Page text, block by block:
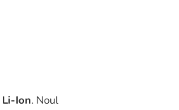
Li-Ion. Noul